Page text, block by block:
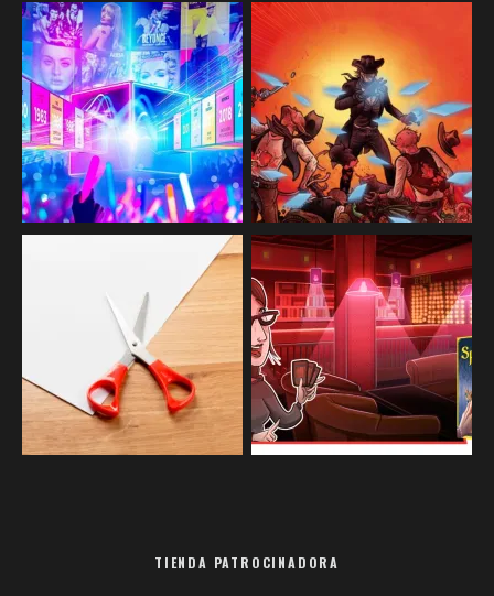
TIENDA PATROCINADORA